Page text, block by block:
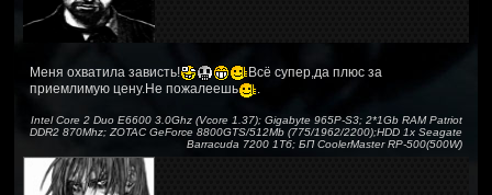
Меня охватила зависть!
Всё супер,да плюс за
приемлимую цену.Не пожалеешь
.
Intel Core 2 Duo E6600 3.0Ghz (Vcore 1.37); Gigabyte 965P-S3; 2*1Gb RAM Patriot
DDR2 870Mhz; ZOTAC GeForce 8800GTS/512Mb (775/1962/2200);HDD 1x Seagate
Barracuda 7200 1Тб; БП CoolerMaster RP-500(500W)